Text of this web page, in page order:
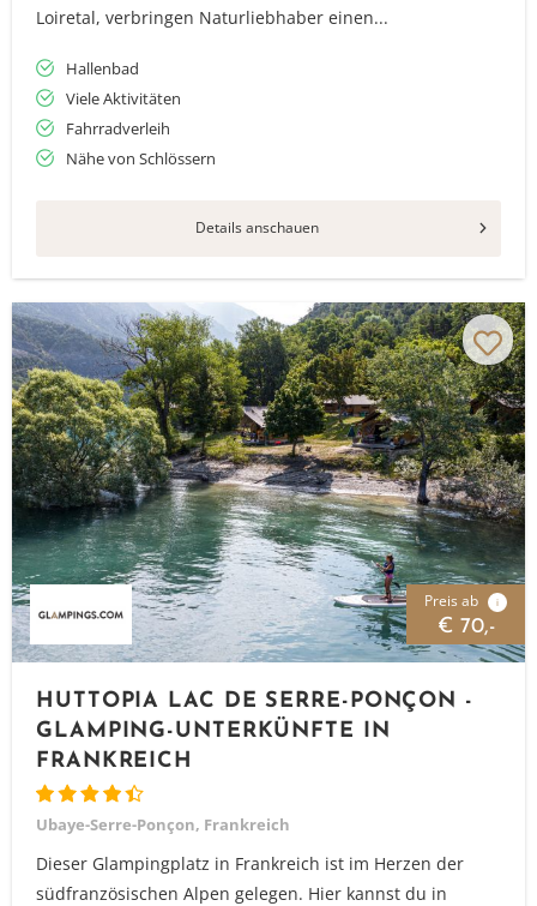
Loiretal, verbringen Naturliebhaber einen...
Hallenbad
Viele Aktivitäten
Fahrradverleih
Nähe von Schlössern
Details anschauen
Preis ab i
€ 70,-
HUTTOPIA LAC DE SERRE-PONÇON -
GLAMPING-UNTERKÜNFTE IN
FRANKREICH
Ubaye-Serre-Ponçon, Frankreich
Dieser Glampingplatz in Frankreich ist im Herzen der
südfranzösischen Alpen gelegen. Hier kannst du in